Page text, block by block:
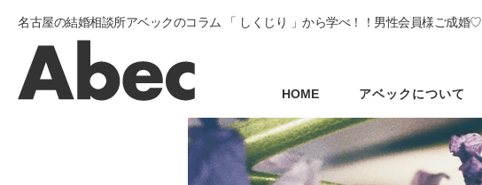
名古屋の結婚相談所アベックのコラム 「 しくじり 」から学べ！！男性会員様ご成婚♡
HOME アベックについて